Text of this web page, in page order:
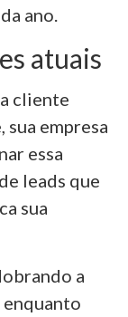
ano.
atuais
cliente
sua empresa
essa
leads que
sua
a
enquanto